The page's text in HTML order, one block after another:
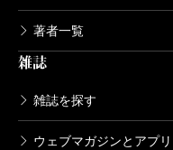
著者一覧
雑誌
雑誌を探す
ウェブマガジンとアプリ